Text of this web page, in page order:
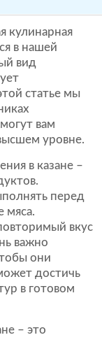
кулинарная
в нашей
вид
статье мы
вам
уровне.
в казане –
перед
мяса.
вкус
важно
они
достичь
в готовом
– это